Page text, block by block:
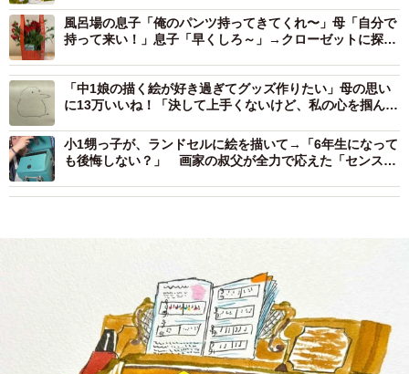
風呂場の息子「俺のパンツ持ってきてくれ〜」母「自分で
持って来い！」息子「早くしろ～」→クローゼットに探し
「中1娘の描く絵が好き過ぎてグッズ作りたい」母の思い
に13万いいね！「決して上手くないけど、私の心を掴んで
小1甥っ子が、ランドセルに絵を描いて→「6年生になって
も後悔しない？」 画家の叔父が全力で応えた「センスが